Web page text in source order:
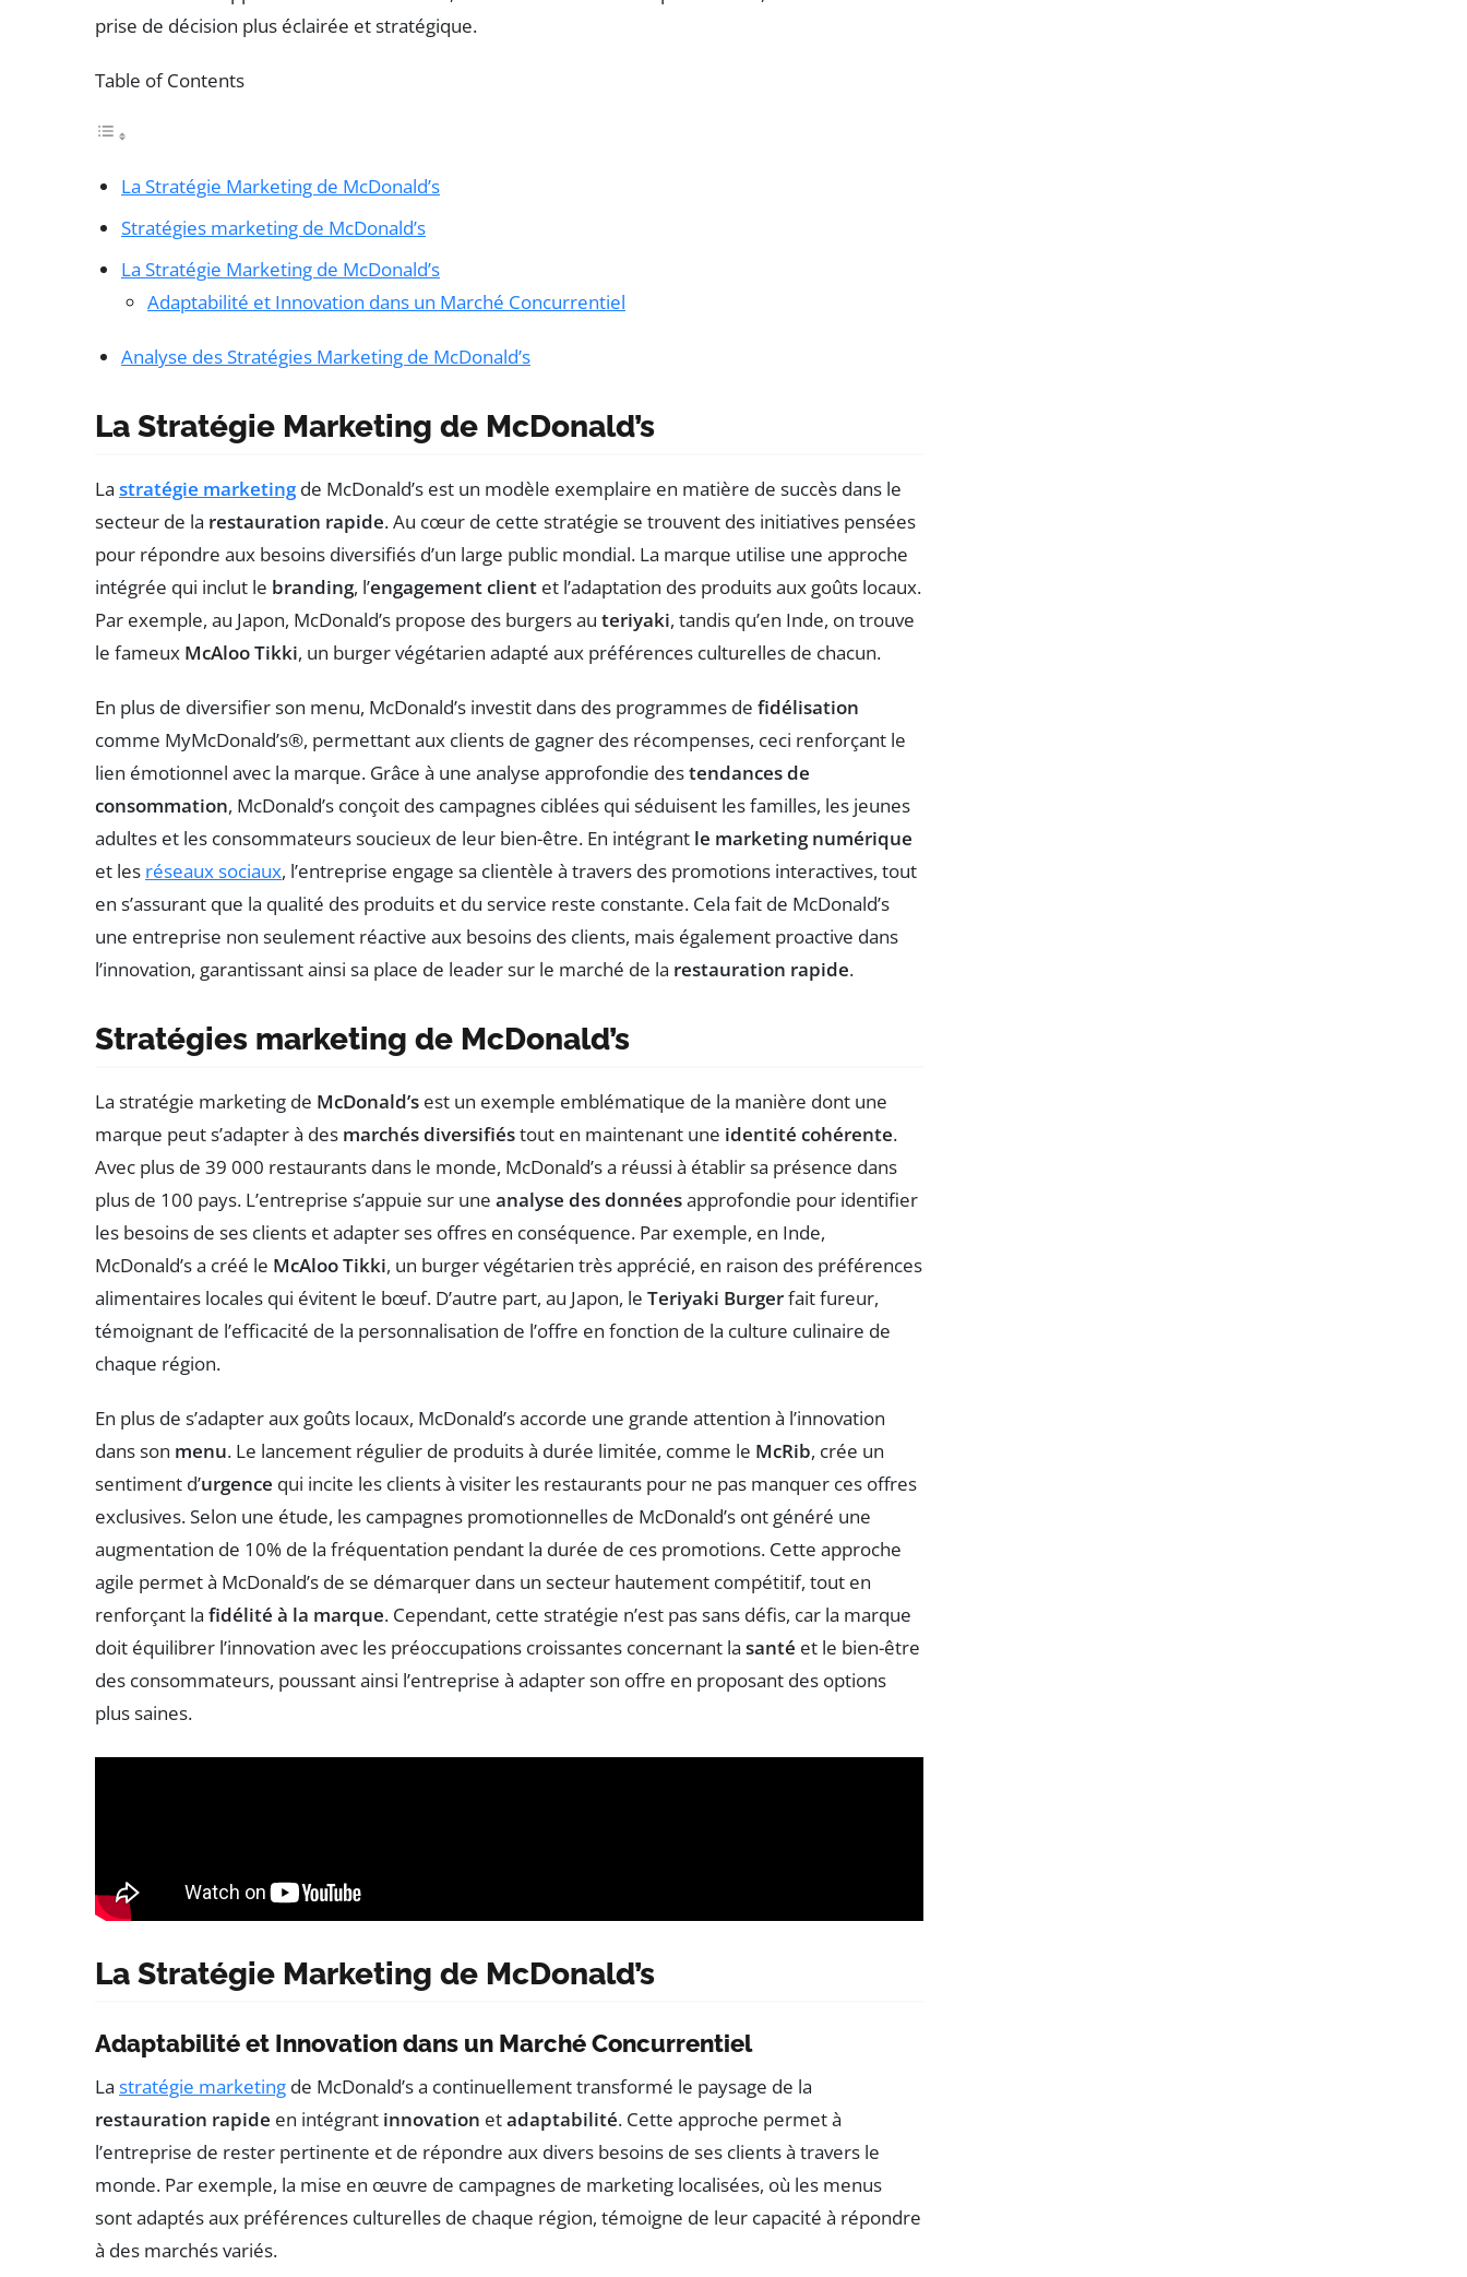
prise de décision plus éclairée et stratégique.
Table of Contents
La Stratégie Marketing de McDonald’s
Stratégies marketing de McDonald’s
La Stratégie Marketing de McDonald’s
Adaptabilité et Innovation dans un Marché Concurrentiel
Analyse des Stratégies Marketing de McDonald’s
La Stratégie Marketing de McDonald’s
La stratégie marketingde McDonald’s est un modèle exemplaire en matière de succès dans le
secteur de la restauration rapide. Au cœur de cette stratégie se trouvent des initiatives pensées
pour répondre aux besoins diversifiés d’un large public mondial. La marque utilise une approche
intégrée qui inclut le branding, l’engagement client et l’adaptation des produits aux goûts locaux.
Par exemple, au Japon, McDonald’s propose des burgers au teriyaki, tandis qu’en Inde, on trouve
le fameux McAloo Tikki, un burger végétarien adapté aux préférences culturelles de chacun.
En plus de diversifier son menu, McDonald’s investit dans des programmes de fidélisation
comme MyMcDonald’s®, permettant aux clients de gagner des récompenses, ceci renforçant le
lien émotionnel avec la marque. Grâce à une analyse approfondie destendances de
consommation, McDonald’s conçoit des campagnes ciblées qui séduisent les familles, les jeunes
adultes et les consommateurs soucieux de leur bien-être. En intégrant le marketing numérique
et les réseaux sociaux, l’entreprise engage sa clientèle à travers des promotions interactives, tout
en s’assurant que la qualité des produits et du service reste constante. Cela fait de McDonald’s
une entreprise non seulement réactive aux besoins des clients, mais également proactive dans
l’innovation, garantissant ainsi sa place de leader sur le marché de la restauration rapide.
Stratégies marketing de McDonald’s
La stratégie marketing de McDonald’s est un exemple emblématique de la manière dont une
marque peut s’adapter à des marchés diversifiéstout en maintenant une identité cohérente.
Avec plus de 39 000 restaurants dans le monde, McDonald’s a réussi à établir sa présence dans
plus de 100 pays. L’entreprise s’appuie sur une analyse des donnéesapprofondie pour identifier
les besoins de ses clients et adapter ses offres en conséquence. Par exemple, en Inde,
McDonald’s a créé le McAloo Tikki, un burger végétarien très apprécié, en raison des préférences
alimentaires locales qui évitent le bœuf. D’autre part, au Japon, le Teriyaki Burgerfait fureur,
témoignant de l’efficacité de la personnalisation de l’offre en fonction de la culture culinaire de
chaque région.
En plus de s’adapter aux goûts locaux, McDonald’s accorde une grande attention à l’innovation
dans son menu. Le lancement régulier de produits à durée limitée, comme le McRib, crée un
sentiment d’urgence qui incite les clients à visiter les restaurants pour ne pas manquer ces offres
exclusives. Selon une étude, les campagnes promotionnelles de McDonald’s ont généré une
augmentation de 10% de la fréquentation pendant la durée de ces promotions. Cette approche
agile permet à McDonald’s de se démarquer dans un secteur hautement compétitif, tout en
renforçant la fidélité à la marque. Cependant, cette stratégie n’est pas sans défis, car la marque
doit équilibrer l’innovation avec les préoccupations croissantes concernant la santé et le bien-être
des consommateurs, poussant ainsi l’entreprise à adapter son offre en proposant des options
plus saines.
La Stratégie Marketing de McDonald’s
Adaptabilité et Innovation dans un Marché Concurrentiel
La stratégie marketing de McDonald’s a continuellement transformé le paysage de la
restauration rapide en intégrant innovation etadaptabilité. Cette approche permet à
l’entreprise de rester pertinente et de répondre aux divers besoins de ses clients à travers le
monde. Par exemple, la mise en œuvre de campagnes de marketing localisées, où les menus
sont adaptés aux préférences culturelles de chaque région, témoigne de leur capacité à répondre
à des marchés variés.